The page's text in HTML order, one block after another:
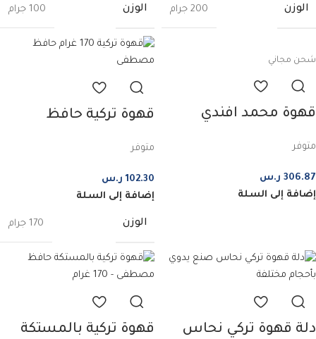
الوزن 200 جرام الوزن 100 جرام
شحن مجاني
قهوة محمد افندي
غرام 2+1
متوفر
306.87 ر.س
إضافة إلى السلة
قهوة تركية حافظ
متوفر
102.30 ر.س
إضافة إلى السلة
الوزن 170 جرام
دلة قهوة تركي نحاس
قهوة تركية بالمستكة